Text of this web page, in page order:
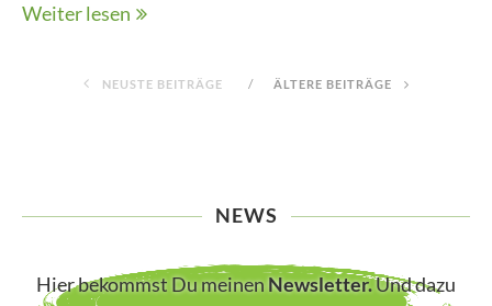
Weiter lesen
NEUSTE BEITRÄGE ÄLTERE BEITRÄGE
NEWS
Hier bekommst Du meinenNewsletter.Und dazu